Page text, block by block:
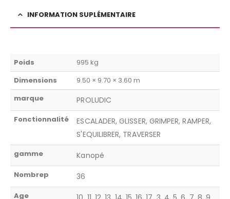
INFORMATION SUPLÉMENTAIRE
Poids
995 kg
Dimensions
9.50 × 9.70 × 3.60 m
marque
PROLUDIC
Fonctionnalité
ESCALADER, GLISSER, GRIMPER, RAMPER,
S'EQUILIBRER, TRAVERSER
gamme Kanopé
Nombrep 36
Age